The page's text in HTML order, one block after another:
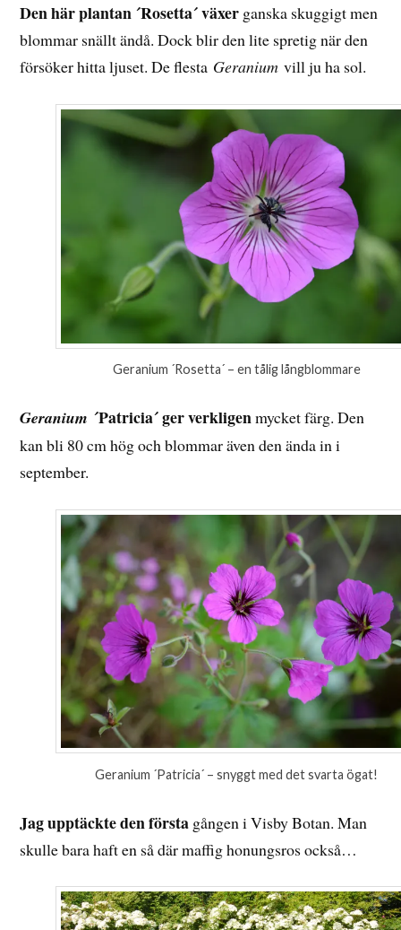
Den här plantan ´Rosetta´ växer ganska skuggigt men
blommar snällt ändå. Dock blir den lite spretig när den
försöker hitta ljuset. De flesta Geraniumvill ju ha sol.
Geranium ´Rosetta´ – en tålig långblommare
Geranium ´Patricia´ ger verkligenmycket färg. Den
kan bli 80 cm hög och blommar även den ända in i
september.
Geranium ´Patricia´ – snyggt med det svarta ögat!
Jag upptäckte den första gången i Visby Botan. Man
skulle bara haft en så där maffig honungsros också…